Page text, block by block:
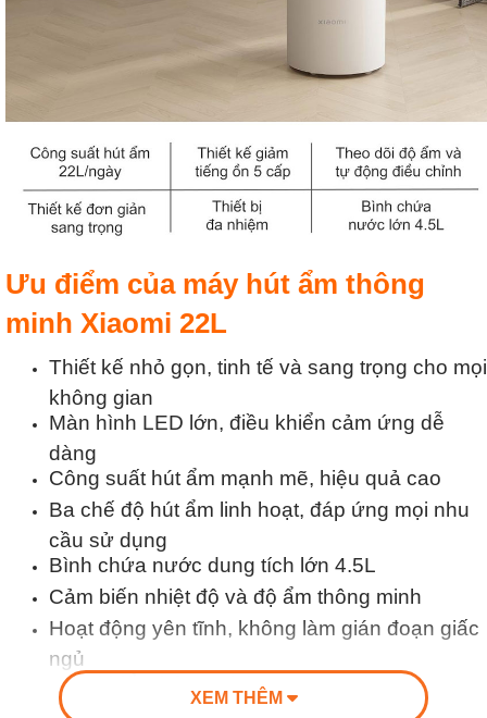
Ưu điểm của máy hút ẩm thông
minh Xiaomi 22L
Thiết kế nhỏ gọn, tinh tế và sang trọng cho mọi
không gian
Màn hình LED lớn, điều khiển cảm ứng dễ
dàng
Công suất hút ẩm mạnh mẽ, hiệu quả cao
Ba chế độ hút ẩm linh hoạt, đáp ứng mọi nhu
cầu sử dụng
Bình chứa nước dung tích lớn 4.5L
Cảm biến nhiệt độ và độ ẩm thông minh
Hoạt động yên tĩnh, không làm gián đoạn giấc
ngủ
Điều khiển thông minh qua app MiHome
XEM THÊM